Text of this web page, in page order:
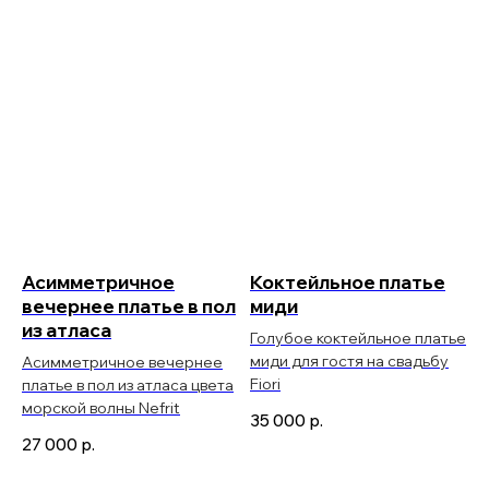
Асимметричное
вечернее платье в пол
из атласа
Асимметричное вечернее
платье в пол из атласа цвета
морской волны Nefrit
27 000 р.
Коктейльное платье
миди
Голубое коктейльное платье
миди для гостя на свадьбу
Fiori
35 000 р.